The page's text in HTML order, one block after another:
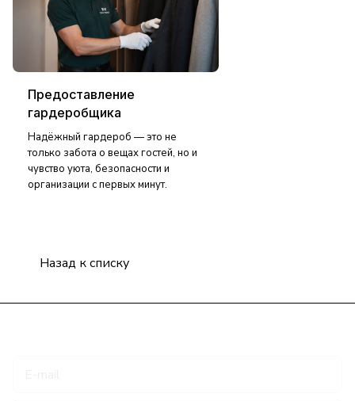
Предоставление
гардеробщика
Надёжный гардероб — это не
только забота о вещах гостей, но и
чувство уюта, безопасности и
организации с первых минут.
Назад к списку